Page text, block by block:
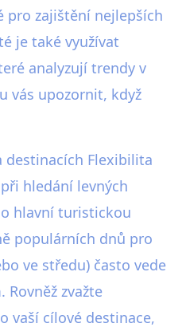
pro zajištění nejlepších
je také využívat
analyzují trendy v
vás upozornit, když
destinacích Flexibilita
hledání levných
hlavní turistickou
populárních dnů pro
ve středu) často vede
Rovněž zvažte
vaší cílové destinace,